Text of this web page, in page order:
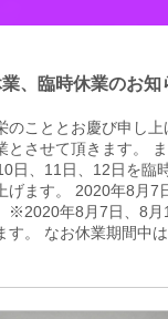
、臨時休業のお知
のこととお慶び申し
とさせて頂きます。
日、11日、12日を臨
げます。 2020年8月7
※2020年8月7日、8月
す。 なお休業期間中